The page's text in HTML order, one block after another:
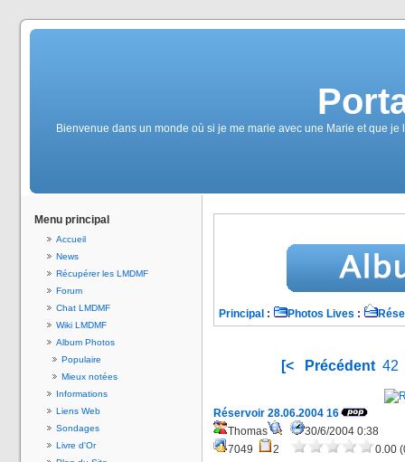
Bienvenue dans un monde où si je me marie avec une Marie et que
Menu principal
Accueil
News
Récupérer les LMDMF
Forum
Chat LMDMF
Wiki LMDMF
Album Photos
Populaire
Mieux notées
Informations
Liens Web
Sondages
Livre d'Or
Principal : Photos Lives :
[< Précédent 42
Réservoir 28.06.2004 16
Thomas
30/6/2004 0:38
7049
2 0.00